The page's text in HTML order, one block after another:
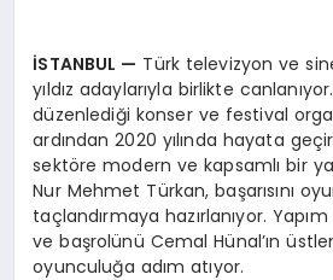
İSTANBUL — Türk televizyon ve
yıldız adaylarıyla birlikte
düzenlediği konser ve festival
ardından 2020 yılında hayata
sektöre modern ve kapsamlı bir
Nur Mehmet Türkan, başarısını
taçlandırmaya hazırlanıyor.
ve başrolünü Cemal Hünal’ın
oyunculuğa adım atıyor.